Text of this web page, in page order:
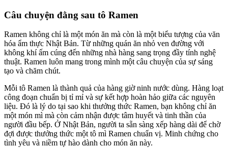
Câu chuyện đằng sau tô Ramen
Ramen không chỉ là một món ăn mà còn là một biểu tượng của văn
hóa ẩm thực Nhật Bản. Từ những quán ăn nhỏ ven đường với
không khí ấm cúng đến những nhà hàng sang trọng đầy tính nghệ
thuật. Ramen luôn mang trong mình một câu chuyện của sự sáng
tạo và chăm chút.
Mỗi tô Ramen là thành quả của hàng giờ ninh nước dùng. Hàng loạt
công đoạn chuẩn bị tỉ mỉ và sự kết hợp hoàn hảo giữa các nguyên
liệu. Đó là lý do tại sao khi thưởng thức Ramen, bạn không chỉ ăn
một món mì mà còn cảm nhận được tâm huyết và tinh thần của
người đầu bếp. Ở Nhật Bản, người ta sẵn sàng xếp hàng dài để chờ
đợi được thưởng thức một tô mì Ramen chuẩn vị. Minh chứng cho
tình yêu và niềm tự hào dành cho món ăn này.